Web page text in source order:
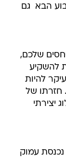
הבא  גם
שלכם,
להשקיע
להיות
חזרתו של
יצירתי
עמוק